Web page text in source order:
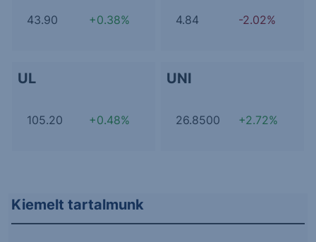
43.90 +0.38% 4.84 -2.02%
UL
105.20 +0.48%
UNI
26.8500 +2.72%
Kiemelt tartalmunk